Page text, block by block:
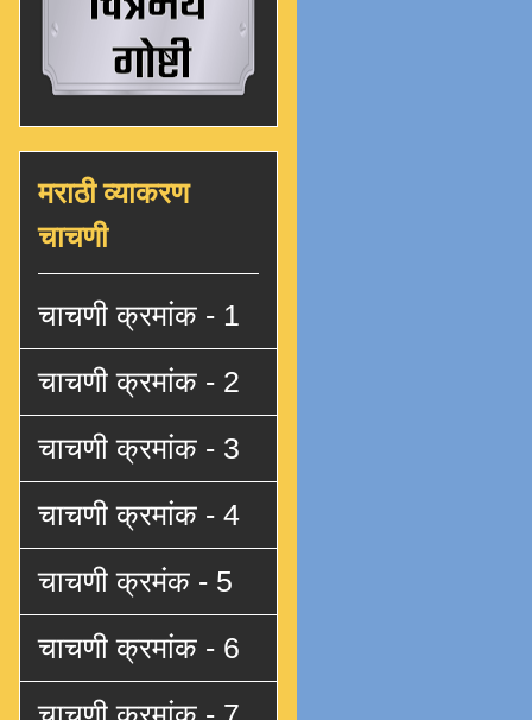
मराठी व्याकरण
चाचणी
चाचणी क्रमांक - 1
चाचणी क्रमांक - 2
चाचणी क्रमांक - 3
चाचणी क्रमांक - 4
चाचणी क्रमंक - 5
चाचणी क्रमांक - 6